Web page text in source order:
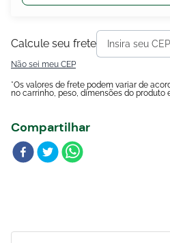
Calcule seu frete
Não sei meu CEP
*Os valores de frete podem variar de
no carrinho, peso, dimensões do produto
Compartilhar
Blog